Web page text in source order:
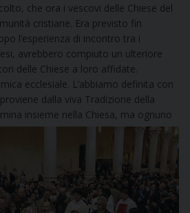
che ora i vescovi delle Chiese del
cristiane. Era previsto fin
l’esperienza di incontro tra i
avrebbero compiuto un ulteriore
delle Chiese a loro affidate.
ecclesiale. L’abbiamo definita con
dalla viva Tradizione della
insieme nella Chiesa, ma ognuno